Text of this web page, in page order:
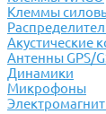
Клеммы
Акустические
Антенны GPS/
Динамики
Микрофоны